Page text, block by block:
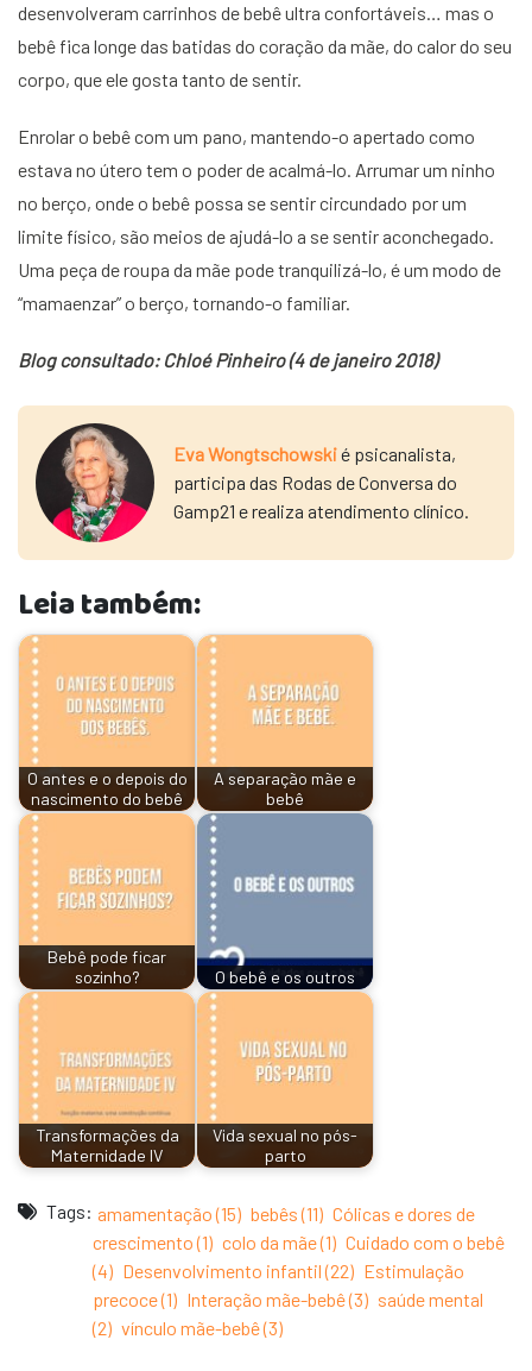
desenvolveram carrinhos de bebê ultra confortáveis… mas o
bebê fica longe das batidas do coração da mãe, do calor do seu
corpo, que ele gosta tanto de sentir.
Enrolar o bebê com um pano, mantendo-o apertado como
estava no útero tem o poder de acalmá-lo. Arrumar um ninho
no berço, onde o bebê possa se sentir circundado por um
limite físico, são meios de ajudá-lo a se sentir aconchegado.
Uma peça de roupa da mãe pode tranquilizá-lo, é um modo de
“mamaenzar” o berço, tornando-o familiar.
Blog consultado: Chloé Pinheiro (4 de janeiro 2018)
Eva Wongtschowskié psicanalista,
participa das Rodas de Conversa do
Gamp21 e realiza atendimento clínico.
Leia também:
O antes e o depois do
nascimento do bebê
A separação mãe e
bebê
Bebê pode ficar
sozinho?
O bebê e os outros
Transformações da
Maternidade IV
Vida sexual no pós-
parto
Tags: amamentação (15) bebês (11) Cólicas e dores de
crescimento (1) colo da mãe (1) Cuidado com o bebê
(4) Desenvolvimento infantil (22) Estimulação
precoce (1) Interação mãe-bebê (3) saúde mental
(2) vínculo mãe-bebê (3)